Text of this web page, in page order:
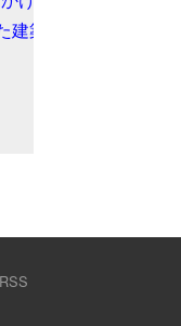
築作品「H 邸」
RSS